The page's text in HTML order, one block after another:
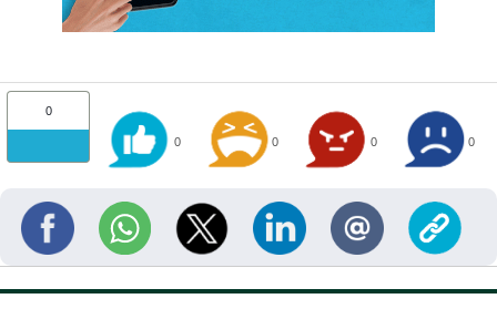
0
0 0 0 0